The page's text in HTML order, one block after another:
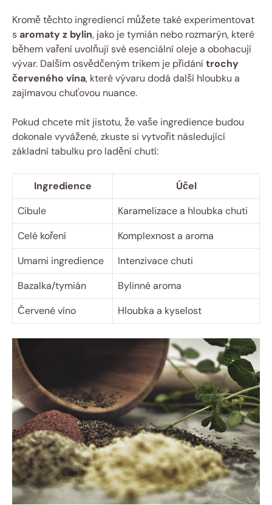
Kromě těchto ingrediencí můžete také experimentovat
saromaty z bylin, jako je tymián nebo rozmarýn, které
během vaření uvolňují své esenciální oleje a obohacují
vývar. Dalším osvědčeným trikem je přidánítrochy
červeného vína, které vývaru dodá další hloubku a
zajímavou chuťovou nuance.
Pokud chcete mít jistotu, že vaše ingredience budou
dokonale vyvážené, zkuste si vytvořit následující
základní tabulku pro ladění chutí:
Ingredience
Účel
Cibule
Karamelizace a hloubka chuti
Celé koření
Komplexnost a aroma
Umami ingredience
Intenzivace chuti
Bazalka/tymián
Bylinné aroma
Červené víno
Hloubka a kyselost